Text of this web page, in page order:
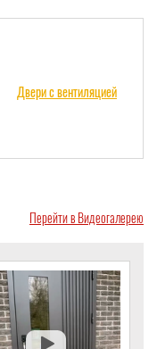
Двери с вентиляцией
Перейти в Видеогалерею